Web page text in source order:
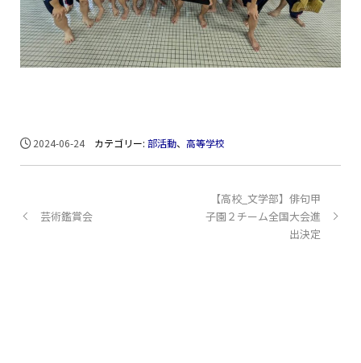
2024-06-24 カテゴリー:部活動、高等学校
芸術鑑賞会
【高校_文学部】俳句甲
子園２チーム全国大会進
出決定